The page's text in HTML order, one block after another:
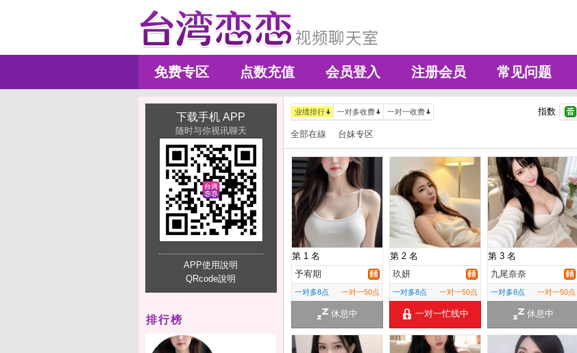
免费专区 点数充值 会员登入 注册会员 常见问题
下载手机 APP
随时与你视讯聊天
APP使用說明
QRcode說明
排行榜
业绩排行 一对多收费 一对一收费 指数
全部在線 台妹专区
第 1 名
予宥期
一对多8点 一对一50点
休息中
第 2 名
玖妍
一对多8点 一对一50点
一对一忙线中
第 3 名
九尾奈奈
一对多8点 一对一50点
休息中